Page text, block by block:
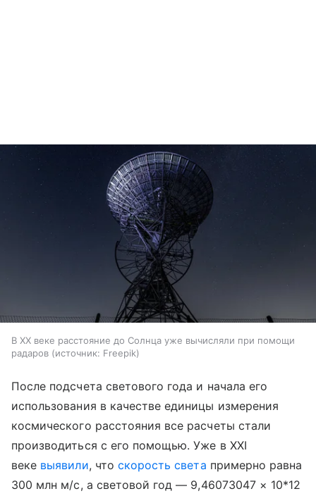
В XX веке расстояние до Солнца уже вычисляли при помощи
радаров
источник: Freepik
После подсчета светового года и начала его
использования в качестве единицы измерения
космического расстояния все расчеты стали
производиться с его помощью. Уже в XXI
веке выявили, что скорость света примерно равна
300 млн м/с, а световой год — 9,46073047 × 10*12